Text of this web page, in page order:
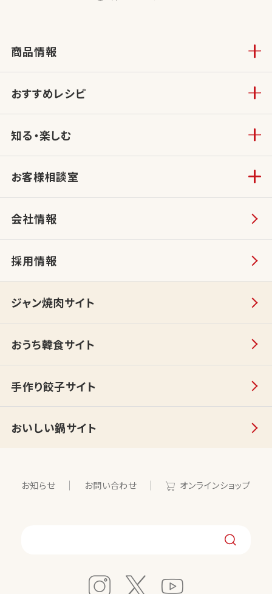
商品情報
おすすめレシピ
知る・楽しむ
お客様相談室
会社情報
採用情報
ジャン焼肉サイト
おうち韓食サイト
手作り餃子サイト
おいしい鍋サイト
お知らせ お問い合わせ オンラインショップ